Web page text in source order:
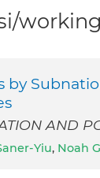
by
AND
Yiu, Noah